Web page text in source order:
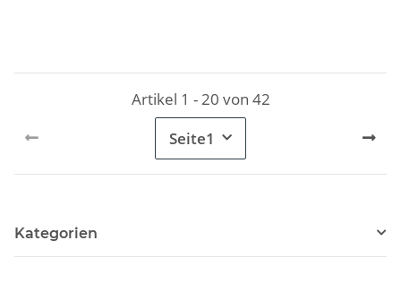
Artikel 1 - 20 von 42
Seite1
Kategorien